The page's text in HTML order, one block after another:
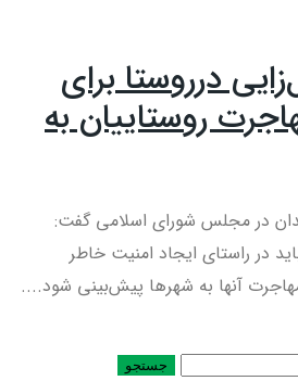
درروستا برای
روستاییان به
در مجلس شورای اسلامی گفت:
در راستای ایجاد امنیت خاطر
آنها به شهرها پیش‌بینی شود....